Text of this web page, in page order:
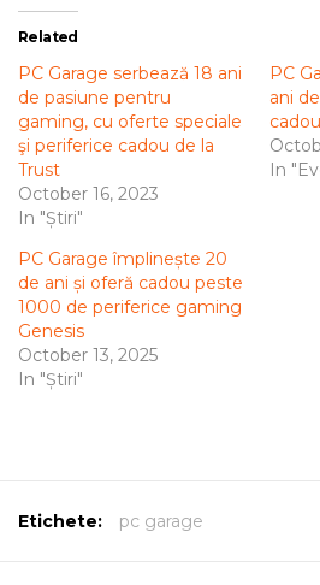
Related
PC Garage serbează 18 ani
de pasiune pentru
gaming, cu oferte speciale
şi periferice cadou de la
Trust
October 16, 2023
In "Știri"
PC
ani
In
PC Garage împlinește 20
de ani și oferă cadou peste
1000 de periferice gaming
Genesis
October 13, 2025
In "Știri"
Etichete: pc garage